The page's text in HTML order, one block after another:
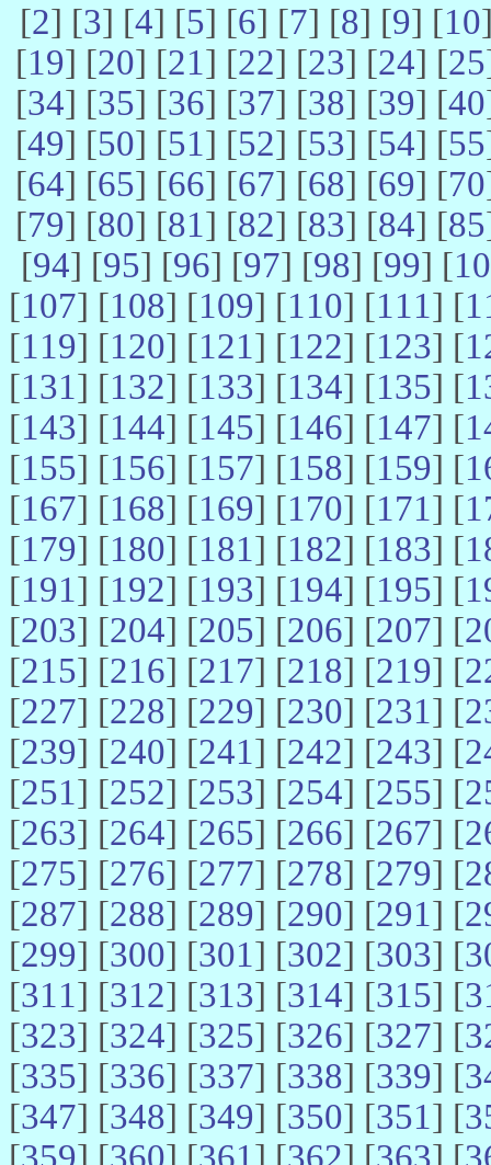
[2] [3] [4] [5] [6] [7] [8] [9] [10
[19] [20] [21] [22] [23] [24] [25
[34] [35] [36] [37] [38] [39] [40
[49] [50] [51] [52] [53] [54] [55
[64] [65] [66] [67] [68] [69] [70
[79] [80] [81] [82] [83] [84] [85
[94] [95] [96] [97] [98] [99] [
[107] [108] [109] [110] [111] [
[119] [120] [121] [122] [123] [
[131] [132] [133] [134] [135] [
[143] [144] [145] [146] [147] [
[155] [156] [157] [158] [159] [
[167] [168] [169] [170] [171] [
[179] [180] [181] [182] [183] [
[191] [192] [193] [194] [195] [
[203] [204] [205] [206] [207] [
[215] [216] [217] [218] [219] [
[227] [228] [229] [230] [231] [
[239] [240] [241] [242] [243] [
[251] [252] [253] [254] [255] [
[263] [264] [265] [266] [267] [
[275] [276] [277] [278] [279] [
[287] [288] [289] [290] [291] [
[299] [300] [301] [302] [303] [
[311] [312] [313] [314] [315] [
[323] [324] [325] [326] [327] [
[335] [336] [337] [338] [339] [
[347] [348] [349] [350] [351] [
[359] [360] [361] [362] [363] [